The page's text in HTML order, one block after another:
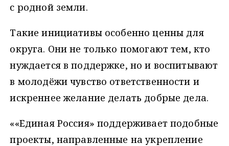
с родной земли.
Такие инициативы особенно ценны для
округа. Они не только помогают тем, кто
нуждается в поддержке, но и воспитывают
в молодёжи чувство ответственности и
искреннее желание делать добрые дела.
««Единая Россия» поддерживает подобные
проекты, направленные на укрепление